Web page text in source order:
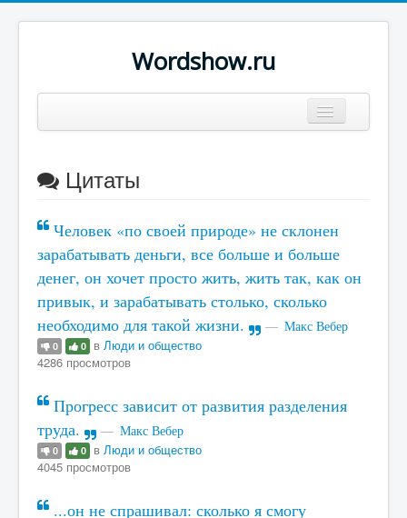
Wordshow.ru
Популярные цитаты
Цитаты
Человек «по своей природе» не склонен
зарабатывать деньги, все больше и больше
денег, он хочет просто жить, жить так, как он
привык, и зарабатывать столько, сколько
необходимо для такой жизни.
Макс Вебер
0 0 в Люди и общество
4286 просмотров
Прогресс зависит от развития разделения
труда.
Макс Вебер
0 0 в Люди и общество
4045 просмотров
...он не спрашивал: сколько я смогу